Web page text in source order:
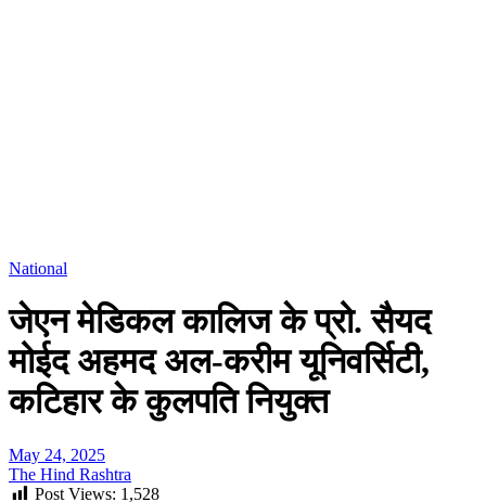
National
जेएन मेडिकल कालिज के प्रो. सैयद
मोईद अहमद अल-करीम यूनिवर्सिटी,
कटिहार के कुलपति नियुक्त
May 24, 2025
The Hind Rashtra
Post Views: 1,528